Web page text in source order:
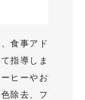
食事アド
指導しま
ヒーやお
除去、フ